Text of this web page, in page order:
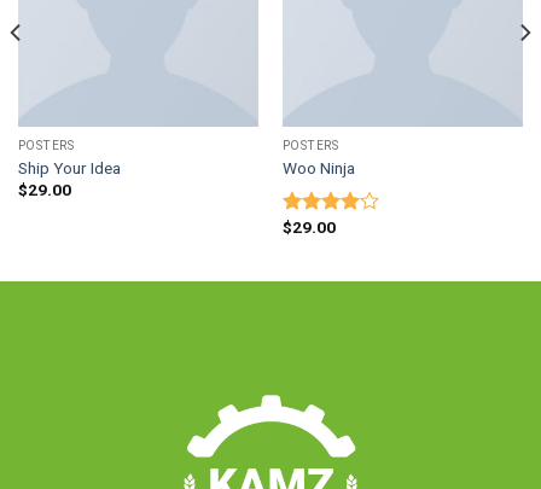
POSTERS
Ship Your Idea
$29.00
POSTERS
Woo Ninja
Оценка
$29.00